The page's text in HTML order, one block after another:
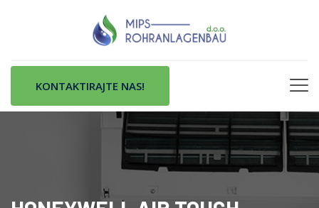
KONTAKTIRAJTE NAS!